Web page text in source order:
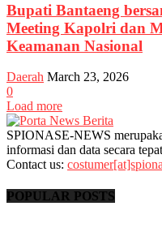
Bupati Bantaeng
Meeting Kapolri dan
Keamanan Nasional
Daerah March 23, 2026
0
Load more
SPIONASE-NEWS
informasi dan data secara
Contact us:
POPULAR POSTS